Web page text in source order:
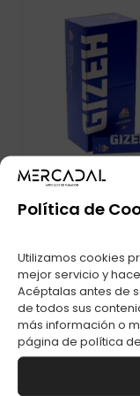
Política de
Utilizamos cookies
mejor servicio y
Acéptalas antes de
de todos sus
más información o
página de política
CAPSULAS
PRO X 1
WATERMELON